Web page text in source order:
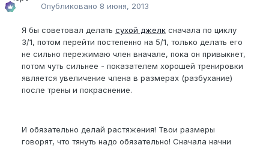
Опубликовано 8 июня, 2013
Я бы советовал делать сухой джелк сначала по циклу
3/1, потом перейти постепенно на 5/1, только делать его
не сильно пережимаю член вначале, пока он привыкнет,
потом чуть сильнее - показателем хорошей тренировки
является увеличение члена в размерах (разбухание)
после трены и покраснение.
И обязательно делай растяжения! Твои размеры
говорят, что тянуть надо обязательно! Сначала начни